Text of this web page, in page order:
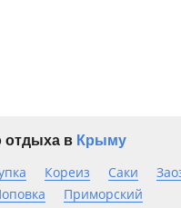
отдыха в Крыму
Кореиз Саки
Приморский